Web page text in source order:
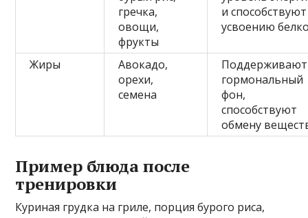
гречка,
овощи,
фрукты
и способствуют
усвоению
Жиры
Авокадо,
орехи,
семена
Поддерживают
гормональный
фон,
способствуют
обмену
Пример блюда после
тренировки
Куриная грудка на гриле, порция бурого риса,